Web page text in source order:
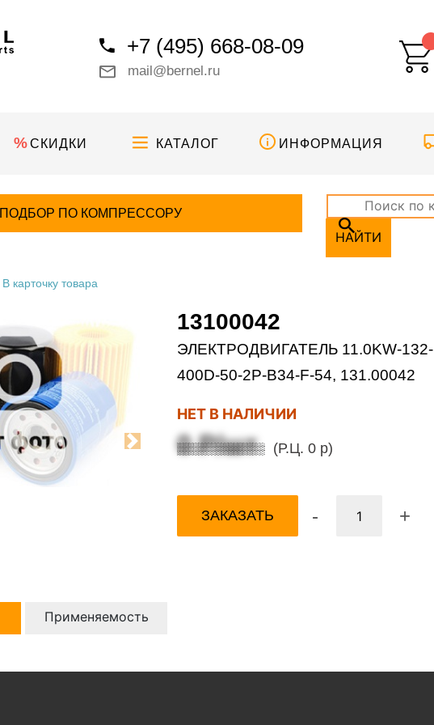
+7 (495) 668-08-09
mail@bernel.ru
СКИДКИ КАТАЛОГ ИНФОРМАЦИЯ
ПОДБОР ПО КОМПРЕССОРУ
НАЙТИ
В карточку товара
Next
13100042
ЭЛЕКТРОДВИГАТЕЛЬ 11.0KW-132-
400D-50-2P-B34-F-54, 131.00042
НЕТ В НАЛИЧИИ
0 Р/шт (Р.Ц. 0 р)
ЗАКАЗАТЬ - +
Применяемость